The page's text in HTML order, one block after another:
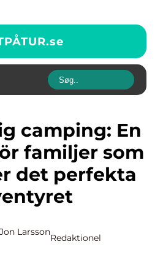
se
familjer som
det perfekta
Jon Larsson
Redaktionel